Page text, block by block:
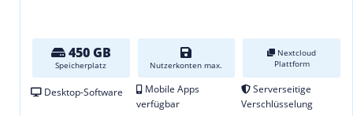
450 GB
Speicherplatz Nutzerkonten max.
Nextcloud
Plattform
Desktop-Software
Mobile Apps
verfügbar
Serverseitige
Verschlüsselung